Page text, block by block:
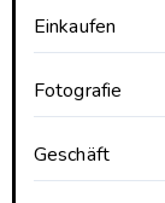
Einkaufen
Fotografie
Geschäft